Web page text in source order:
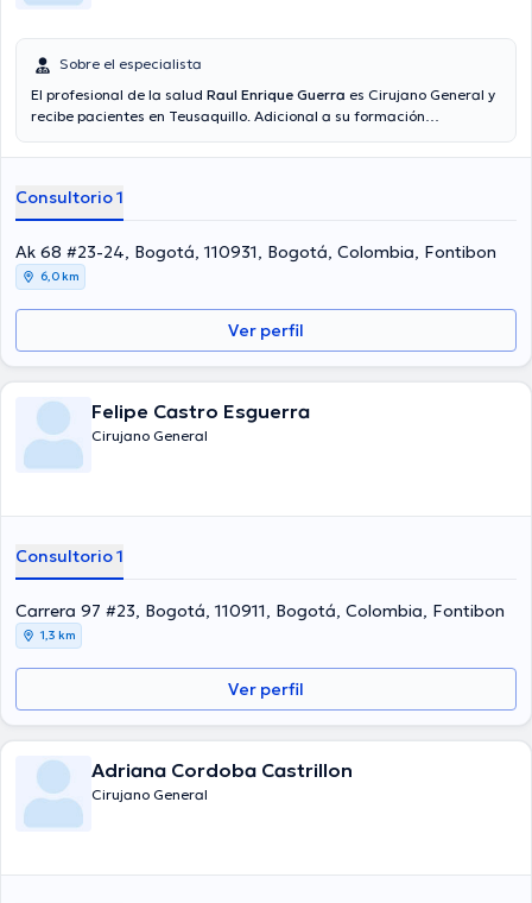
Sobre el especialista
El profesional de la salud Raul Enrique Guerra es Cirujano General y
recibe pacientes en Teusaquillo. Adicional a su formación
en su área de especialidad. El Dr. tiene varios años de experiencia
desempeñado como miembro de diversas asociaciones médicas.
Raul Enrique Guerra ha contribuido en considerables conferencias
con el ideal de tener una formación continua en su disciplina de
especialización y ha difundido importantes ediciones. Finalmente, el
médico puede hablar Español en su consultorio.
Consultorio 1
Ak 68 #23-24, Bogotá, 110931, Bogotá, Colombia, Fontibon
6,0 km
Ver perfil
Felipe Castro Esguerra
Cirujano General
Consultorio 1
Carrera 97 #23, Bogotá, 110911, Bogotá, Colombia, Fontibon
1,3 km
Ver perfil
Adriana Cordoba Castrillon
Cirujano General